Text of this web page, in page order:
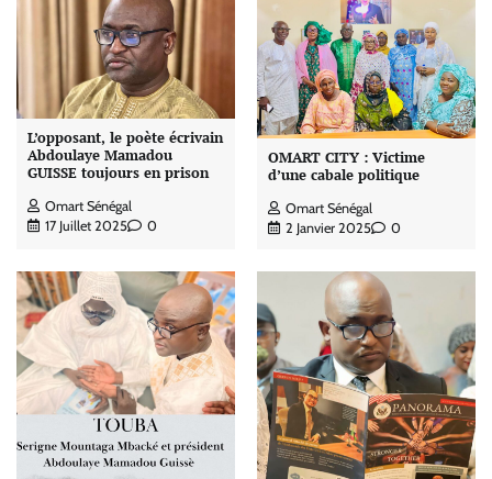
L’opposant, le poète écrivain
Abdoulaye Mamadou
GUISSE toujours en prison
Omart Sénégal
17 Juillet 2025
0
OMART CITY : Victime
d’une cabale politique
Omart Sénégal
2 Janvier 2025
0